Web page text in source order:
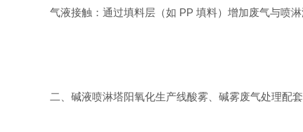
气液接触：通过填料层（如 PP 填料）增加废气与喷
二、碱液喷淋塔阳氧化生产线酸雾、碱雾废气处理配